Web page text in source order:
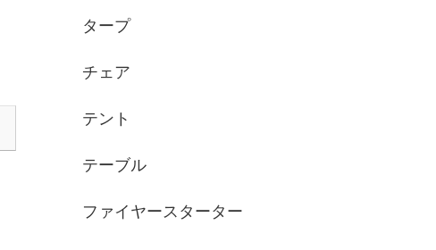
タープ
チェア
テント
テーブル
ファイヤースターター